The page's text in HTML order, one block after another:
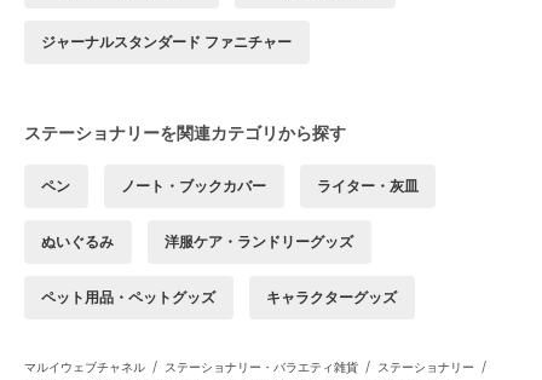
ジャーナルスタンダード ファニチャー
ステーショナリーを関連カテゴリから探す
ペン ノート・ブックカバー ライター・灰皿
ぬいぐるみ 洋服ケア・ランドリーグッズ
ペット用品・ペットグッズ キャラクターグッズ
マルイウェブチャネル / ステーショナリー・バラエティ雑貨 / ステーショナリー /